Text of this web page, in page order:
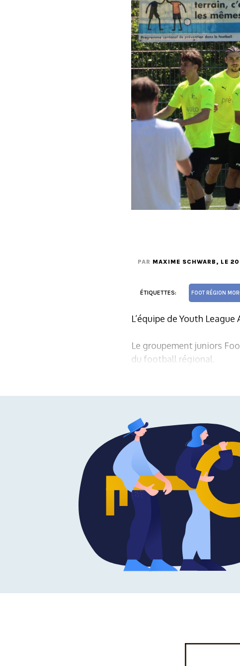
PAR MAXIME SCHWARB , LE
ÉTIQUETTES: FOOT RÉGION
L’équipe de Youth
Le groupement juniors
du football régional.